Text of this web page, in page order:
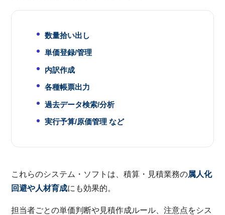
数量拾い出し
単価登録/管理
内訳作成
各種帳票出力
過去データ検索/分析
実行予算/原価管理 など
これらのシステム・ソフトは、積算・見積業務の属人化
回避や人材育成にも効果的。
担当者ごとの単価判断や見積作成ルール、注意点をシス